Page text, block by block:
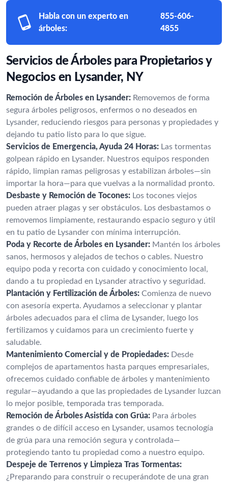
Habla con un experto en
árboles:
855-606-
4855
Servicios de Árboles para Propietarios y
Negocios en Lysander, NY
Remoción de Árboles en Lysander: Removemos de forma
segura árboles peligrosos, enfermos o no deseados en
Lysander, reduciendo riesgos para personas y propiedades y
dejando tu patio listo para lo que sigue.
Servicios de Emergencia, Ayuda 24 Horas: Las tormentas
golpean rápido en Lysander. Nuestros equipos responden
rápido, limpian ramas peligrosas y estabilizan árboles—sin
importar la hora—para que vuelvas a la normalidad pronto.
Desbaste y Remoción de Tocones: Los tocones viejos
pueden atraer plagas y ser obstáculos. Los desbastamos o
removemos limpiamente, restaurando espacio seguro y útil
en tu patio de Lysander con mínima interrupción.
Poda y Recorte de Árboles en Lysander: Mantén los árboles
sanos, hermosos y alejados de techos o cables. Nuestro
equipo poda y recorta con cuidado y conocimiento local,
dando a tu propiedad en Lysander atractivo y seguridad.
Plantación y Fertilización de Árboles: Comienza de nuevo
con asesoría experta. Ayudamos a seleccionar y plantar
árboles adecuados para el clima de Lysander, luego los
fertilizamos y cuidamos para un crecimiento fuerte y
saludable.
Mantenimiento Comercial y de Propiedades: Desde
complejos de apartamentos hasta parques empresariales,
ofrecemos cuidado confiable de árboles y mantenimiento
regular—ayudando a que las propiedades de Lysander luzcan
lo mejor posible, temporada tras temporada.
Remoción de Árboles Asistida con Grúa: Para árboles
grandes o de difícil acceso en Lysander, usamos tecnología
de grúa para una remoción segura y controlada—
protegiendo tanto tu propiedad como a nuestro equipo.
Despeje de Terrenos y Limpieza Tras Tormentas:
¿Preparando para construir o recuperándote de una gran